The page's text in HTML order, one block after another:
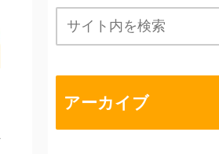
アーカイブ